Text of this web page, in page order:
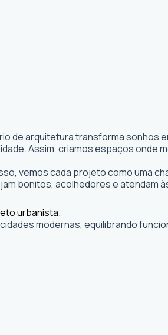
de arquitetura transforma sonhos
Assim, criamos espaços onde
vemos cada projeto como uma
bonitos, acolhedores e atendam
modernas, equilibrando